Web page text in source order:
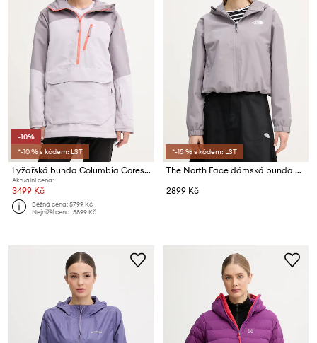
-10%
*-10 % s kódem: LST
Lyžařská bunda Columbia Coreshot
Aktuální cena:
3499 Kč
Běžná cena:5799 Kč
Nejnižší cena:3899 Kč
*-15 % s kódem: LST
The North Face dámská bunda Quest
2899 Kč